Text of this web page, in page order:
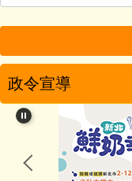
test
學校簡介
學校特色
政令宣導